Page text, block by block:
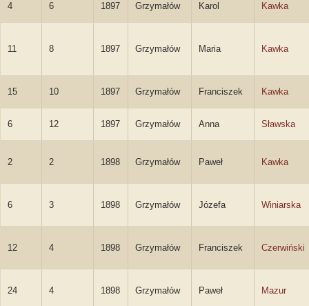
4 6 1897 Grzymałów Karol Kawka
11 8 1897 Grzymałów Maria Kawka
15 10 1897 Grzymałów Franciszek Kawka
6 12 1897 Grzymałów Anna Sławska
2 2 1898 Grzymałów Paweł Kawka
6 3 1898 Grzymałów Józefa Winiarska
12 4 1898 Grzymałów Franciszek Czerwiński
24 4 1898 Grzymałów Paweł Mazur